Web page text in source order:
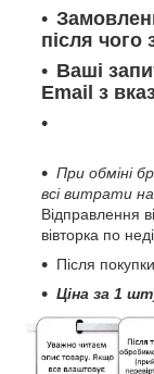
після
Ваші
Email з
При обміні
всі витрати
Відправлення
вівторка по
Після
Ціна за 1